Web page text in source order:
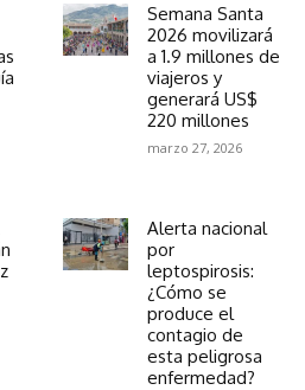
Semana Santa
2026 movilizará
a 1.9 millones de
viajeros y
generará US$
220 millones
marzo 27, 2026
Alerta nacional
por
leptospirosis:
¿Cómo se
produce el
contagio de
esta peligrosa
enfermedad?